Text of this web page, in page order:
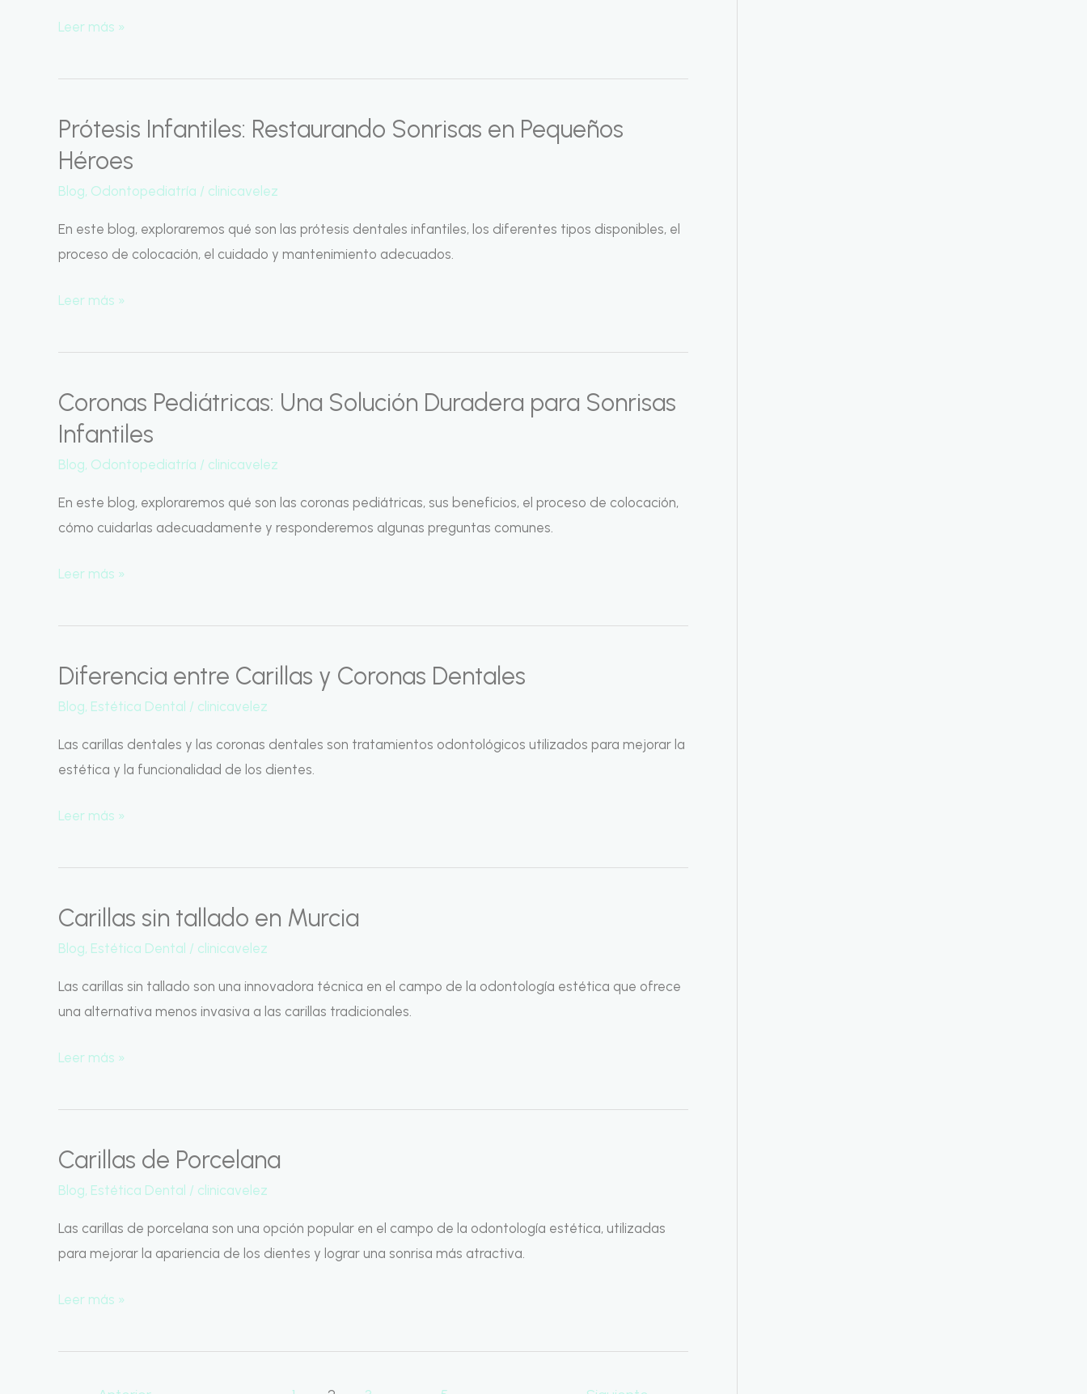
Sonrisas
Leer más »
Prótesis Infantiles: Restaurando Sonrisas en Pequeños
Héroes
Blog, Odontopediatría / clinicavelez
En este blog, exploraremos qué son las prótesis dentales infantiles, los diferentes tipos disponibles, el
proceso de colocación, el cuidado y mantenimiento adecuados.
Prótesis
Infantiles:
Sonrisas
en
Pequeños
Leer más »
Coronas Pediátricas: Una Solución Duradera para Sonrisas
Infantiles
Blog, Odontopediatría / clinicavelez
En este blog, exploraremos qué son las coronas pediátricas, sus beneficios, el proceso de colocación,
cómo cuidarlas adecuadamente y responderemos algunas preguntas comunes.
Coronas
Pediátricas:
Solución
Duradera
para
Infantiles
Leer más »
Diferencia entre Carillas y Coronas Dentales
Blog, Estética Dental / clinicavelez
Las carillas dentales y las coronas dentales son tratamientos odontológicos utilizados para mejorar la
estética y la funcionalidad de los dientes.
Diferencia
entre
y
Coronas
Leer más »
Carillas sin tallado en Murcia
Blog, Estética Dental / clinicavelez
Las carillas sin tallado son una innovadora técnica en el campo de la odontología estética que ofrece
una alternativa menos invasiva a las carillas tradicionales.
Carillas
sin
en
Murcia
Leer más »
Carillas de Porcelana
Blog, Estética Dental / clinicavelez
Las carillas de porcelana son una opción popular en el campo de la odontología estética, utilizadas
para mejorar la apariencia de los dientes y lograr una sonrisa más atractiva.
Carillas
de
Leer más »